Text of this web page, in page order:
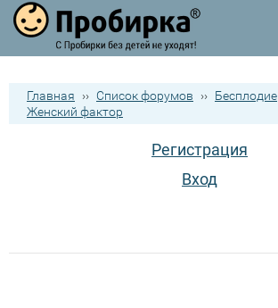
Главная ›› Список форумов ›› Бесплодие
Женский фактор
Регистрация
Вход